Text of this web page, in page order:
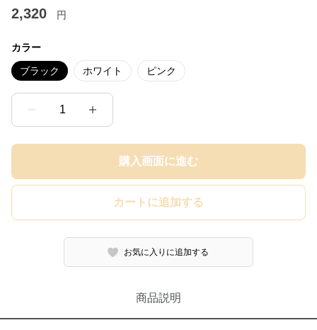
2,320 円
カラー
ブラック ホワイト ピンク
1
購入画面に進む
カートに追加する
お気に入りに追加する
商品説明